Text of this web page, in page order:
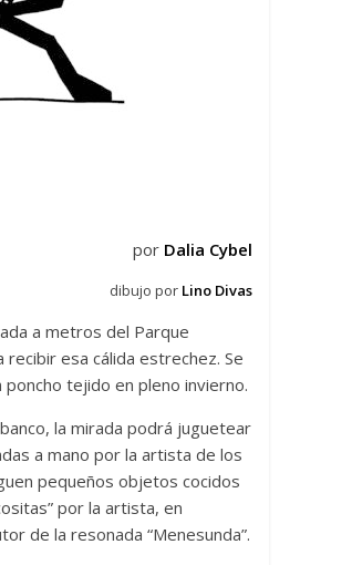
por Dalia Cybel
dibujo por Lino Divas
a metros del Parque
esa cálida estrechez. Se
tejido en pleno invierno.
la mirada podrá juguetear
a mano por la artista de los
pequeños objetos cocidos
por la artista, en
de la resonada “Menesunda”.